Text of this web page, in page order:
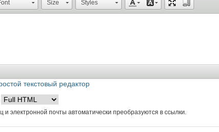
Size Styles
текстовый редактор
и электронной почты автоматически преобразуются в ссылки.